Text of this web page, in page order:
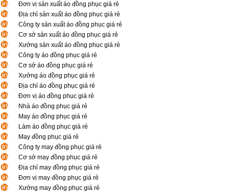
Đơn vị sản xuất áo đồng phục giá rẻ
Địa chỉ sản xuất áo đồng phục giá rẻ
Công ty sản xuất áo đồng phục giá rẻ
Cơ sở sản xuất áo đồng phục giá rẻ
Xưởng sản xuất áo đồng phục giá rẻ
Công ty áo đồng phục giá rẻ
Cơ sở áo đồng phục giá rẻ
Xưởng áo đồng phục giá rẻ
Địa chỉ áo đồng phục giá rẻ
Đơn vị áo đồng phục giá rẻ
Nhà áo đồng phục giá rẻ
May áo đồng phục giá rẻ
Làm áo đồng phục giá rẻ
May đồng phục giá rẻ
Công ty may đồng phục giá rẻ
Cơ sở may đồng phục giá rẻ
Địa chỉ may đồng phục giá rẻ
Đơn vị may đồng phục giá rẻ
Xưởng may đồng phục giá rẻ